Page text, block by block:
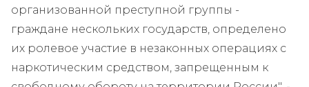
организованной преступной группы -
граждане нескольких государств, определено
их ролевое участие в незаконных операциях с
наркотическим средством, запрещенным к